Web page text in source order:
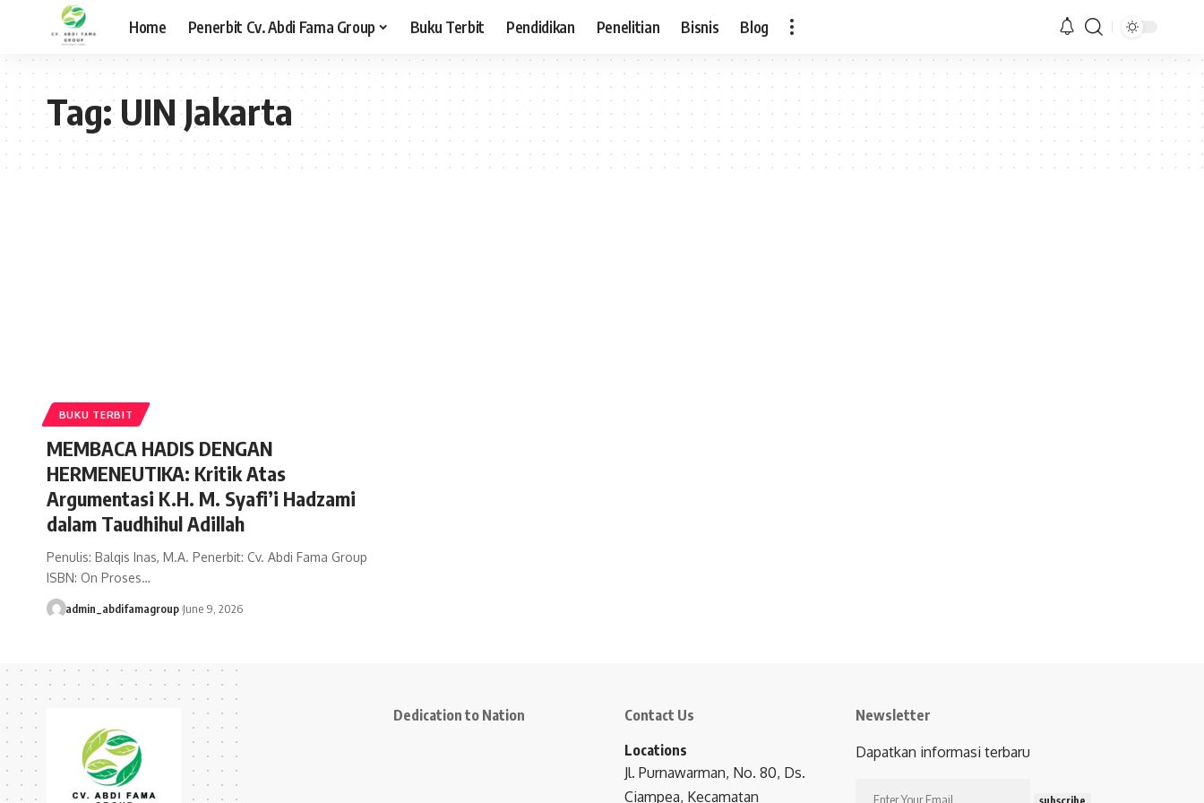
Home Penerbit Cv. Abdi Fama Group Buku Terbit Pendidikan Penelitian Bisnis Blog
Tag:UIN Jakarta
BUKU TERBIT
MEMBACA HADIS DENGAN
HERMENEUTIKA: Kritik Atas
Argumentasi K.H. M. Syafi’i Hadzami
dalam Taudhihul Adillah
Penulis: Balqis Inas, M.A. Penerbit: Cv. Abdi Fama Group
ISBN: On Proses…
admin_abdifamagroup June 9, 2026
Dedication to Nation
Contact Us
Locations
Jl. Purnawarman, No. 80, Ds.
Ciampea, Kecamatan
Newsletter
Dapatkan informasi terbaru